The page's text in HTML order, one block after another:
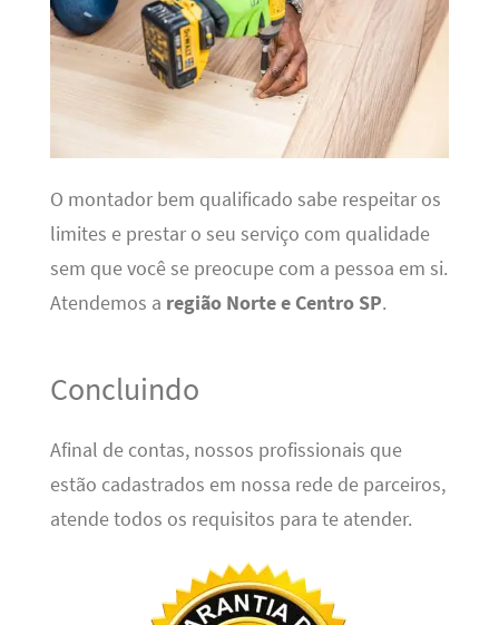
O montador bem qualificado sabe respeitar os
limites e prestar o seu serviço com qualidade
sem que você se preocupe com a pessoa em si.
Atendemos a região Norte e Centro SP.
Concluindo
Afinal de contas, nossos profissionais que
estão cadastrados em nossa rede de parceiros,
atende todos os requisitos para te atender.